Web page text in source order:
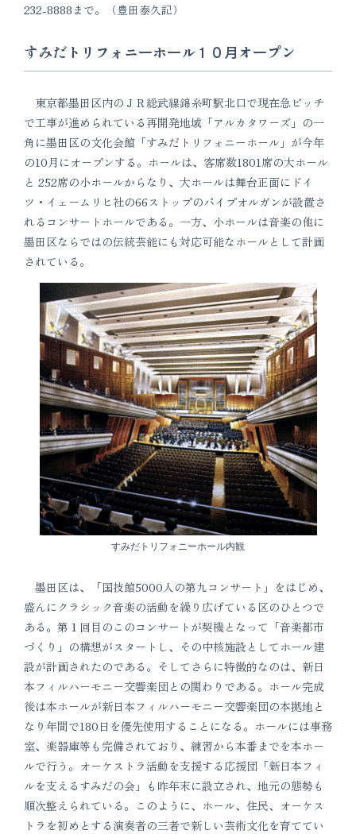
232-8888まで。（豊田泰久記）
すみだトリフォニーホール１０月オープン
東京都墨田区内のＪＲ総武線錦糸町駅北口で現在急ピッチ
で工事が進められている再開発地域「アルカタワーズ」の一
角に墨田区の文化会館「すみだトリフォニーホール」が今年
の10月にオープンする。ホールは、客席数1801席の大ホール
と 252席の小ホールからなり、大ホールは舞台正面にドイ
ツ・イェームリヒ社の66ストップのパイプオルガンが設置さ
れるコンサートホールである。一方、小ホールは音楽の他に
墨田区ならではの伝統芸能にも対応可能なホールとして計画
されている。
すみだトリフォニーホール内観
墨田区は、「国技館5000人の第九コンサート」をはじめ、
盛んにクラシック音楽の活動を繰り広げている区のひとつで
ある。第１回目のこのコンサートが契機となって「音楽都市
づくり」の構想がスタートし、その中核施設としてホール建
設が計画されたのである。そしてさらに特徴的なのは、新日
本フィルハーモニー交響楽団との関わりである。ホール完成
後は本ホールが新日本フィルハーモニー交響楽団の本拠地と
なり年間で180日を優先使用することになる。ホールには事務
室、楽器庫等も完備されており、練習から本番までを本ホー
ルで行う。オーケストラ活動を支援する応援団「新日本フィ
ルを支えるすみだの会」も昨年末に設立され、地元の態勢も
順次整えられている。このように、ホール、住民、オーケス
トラを初めとする演奏者の三者で新しい芸術文化を育ててい